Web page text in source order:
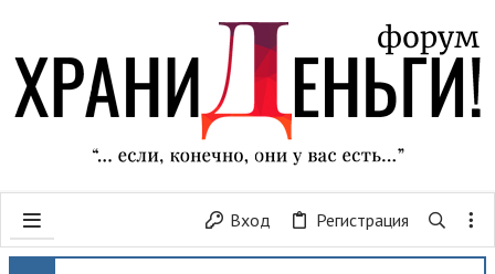
Вход Регистрация